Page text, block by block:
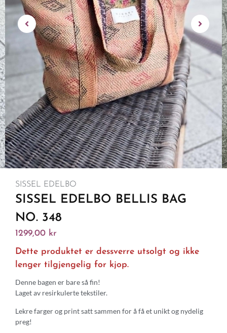
SISSEL EDELBO
SISSEL EDELBO BELLIS BAG
NO. 348
1299,00 kr
Dette produktet er dessverre utsolgt og ikke
lenger tilgjengelig for kjop.
Denne bagen er bare så fin!
Laget av resirkulerte tekstiler.
Lekre farger og print satt sammen for å få et unikt og nydelig
preg!